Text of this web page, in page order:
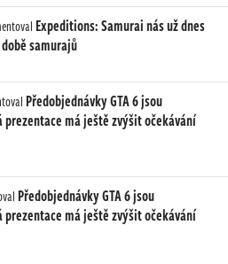
Expeditions: Samurai nás už dnes
samurajů
Předobjednávky GTA 6 jsou
prezentace má ještě zvýšit očekávání
Předobjednávky GTA 6 jsou
prezentace má ještě zvýšit očekávání